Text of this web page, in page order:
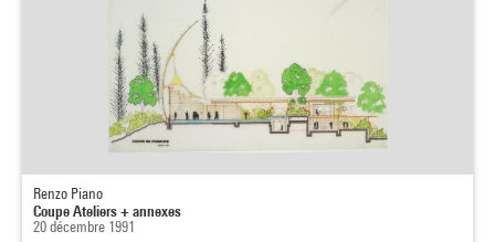
Renzo Piano
Coupe Ateliers + annexes
20 décembre 1991